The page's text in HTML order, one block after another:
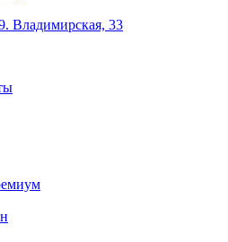
Владимирская, 33